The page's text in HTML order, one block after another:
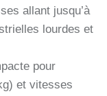
allant jusqu’à
lourdes et
pour
et vitesses